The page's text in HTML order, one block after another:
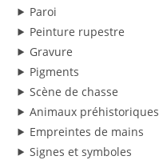
Paroi
Peinture rupestre
Gravure
Pigments
Scène de chasse
Animaux préhistoriques
Empreintes de mains
Signes et symboles